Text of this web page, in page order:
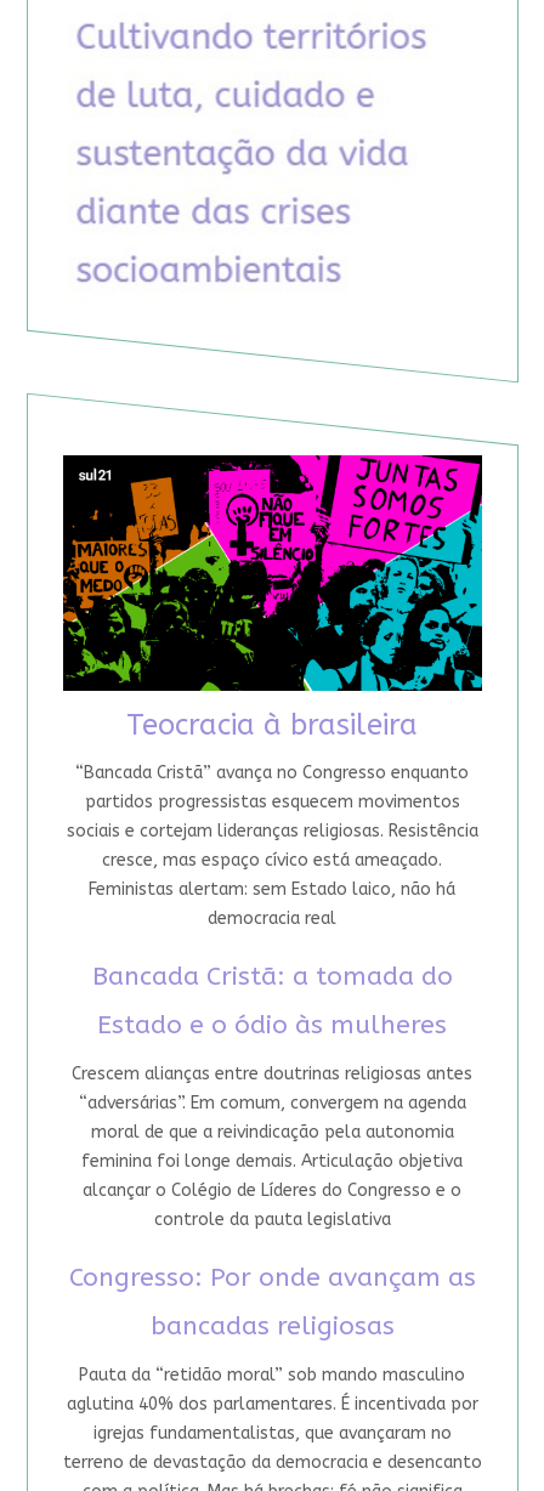
Teocracia à brasileira
“Bancada Cristã” avança no Congresso enquanto
partidos progressistas esquecem movimentos
sociais e cortejam lideranças religiosas. Resistência
cresce, mas espaço cívico está ameaçado.
Feministas alertam: sem Estado laico, não há
democracia real
Bancada Cristã: a tomada do
Estado e o ódio às mulheres
Crescem alianças entre doutrinas religiosas antes
“adversárias”. Em comum, convergem na agenda
moral de que a reivindicação pela autonomia
feminina foi longe demais. Articulação objetiva
alcançar o Colégio de Líderes do Congresso e o
controle da pauta legislativa
Congresso: Por onde avançam as
bancadas religiosas
Pauta da “retidão moral” sob mando masculino
aglutina 40% dos parlamentares. É incentivada por
igrejas fundamentalistas, que avançaram no
terreno de devastação da democracia e desencanto